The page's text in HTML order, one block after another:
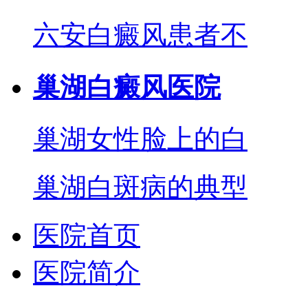
六安白癜风患者不
巢湖白癜风医院
巢湖女性脸上的白
巢湖白斑病的典型
医院首页
医院简介